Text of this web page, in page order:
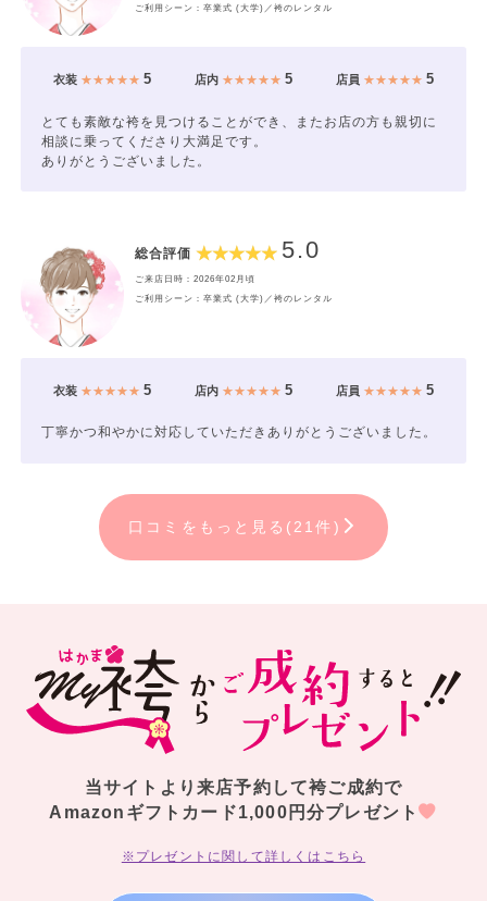
ご利用シーン：卒業式 (大学)／袴のレンタル
衣装★★★★★ 5 店内★★★★★ 5 店員 ★★★★★5
とても素敵な袴を見つけることができ、またお店の方も親切に
相談に乗ってくださり大満足です。
ありがとうございました。
総合評価 5.0
ご来店日時：2026年02月頃
ご利用シーン：卒業式 (大学)／袴のレンタル
衣装★★★★★ 5 店内★★★★★ 5 店員 ★★★★★5
丁寧かつ和やかに対応していただきありがとうございました。
口コミをもっと見る(21件)
当サイトより来店予約して袴ご成約で
Amazonギフトカード1,000円分プレゼント
※プレゼントに関して詳しくはこちら